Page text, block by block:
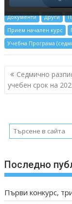
Документи Други
Прием начален курс
Учебна Програма
Post
navigation
Седмично
учебен срок на
Последно
Първи конкурс,